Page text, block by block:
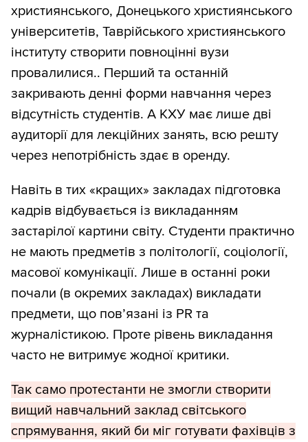
християнського, Донецького християнського
університетів, Таврійського християнського
інституту створити повноцінні вузи
провалилися.. Перший та останній
закривають денні форми навчання через
відсутність студентів. А КХУ має лише дві
аудиторії для лекційних занять, всю решту
через непотрібність здає в оренду.
Навіть в тих «кращих» закладах підготовка
кадрів відбувається із викладанням
застарілої картини світу. Студенти практично
не мають предметів з політології, соціології,
масової комунікації. Лише в останні роки
почали (в окремих закладах) викладати
предмети, що пов’язані із PR та
журналістикою. Проте рівень викладання
часто не витримує жодної критики.
Так само протестанти не змогли створити
вищий навчальний заклад світського
спрямування, який би міг готувати фахівців з